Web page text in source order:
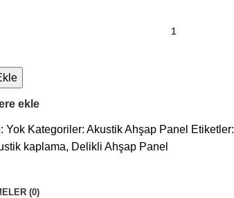
ekle
Yok Kategoriler: Akustik Ahşap Panel Etiketler:
kaplama, Delikli Ahşap Panel
(0)